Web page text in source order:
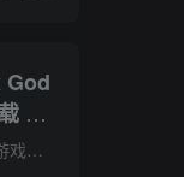
God
附
游戏介绍 WorldBox是一个上帝模拟器和沙盒游戏。创造你自己的世界或者用不同的力量摧毁它们。看着文明成长，建立王国，殖民开拓，驶向遥远的新大陆。城镇会造反，宏伟的帝国也有土崩瓦解的一天...